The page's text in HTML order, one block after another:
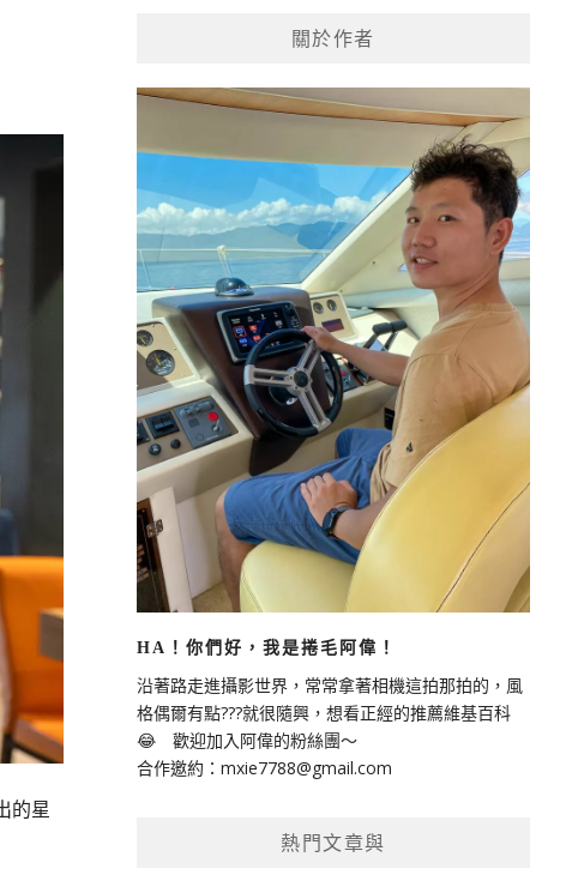
的星
關於作者
HA！你們好，我是捲毛阿偉！
沿著路走進攝影世界，常常拿著相機這拍那拍的，風
格偶爾有點???就很隨興，想看正經的推薦維基百科
😂 歡迎加入阿偉的粉絲團～
合作邀約： mxie7788@gmail.com
熱門文章與